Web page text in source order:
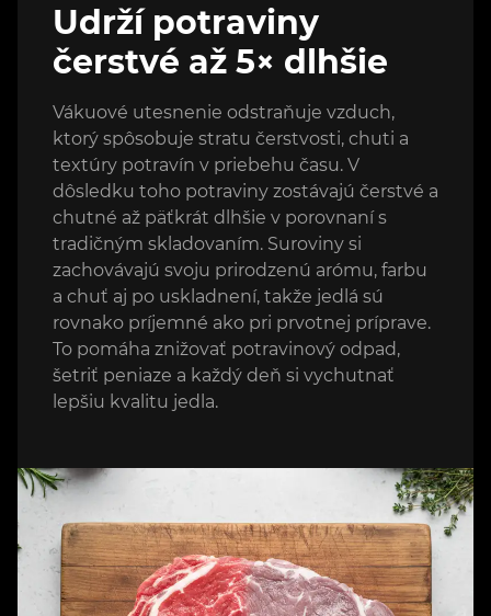
Udrží potraviny
čerstvé až 5× dlhšie
Vákuové utesnenie odstraňuje vzduch,
ktorý spôsobuje stratu čerstvosti, chuti a
textúry potravín v priebehu času. V
dôsledku toho potraviny zostávajú čerstvé a
chutné až päťkrát dlhšie v porovnaní s
tradičným skladovaním. Suroviny si
zachovávajú svoju prirodzenú arómu, farbu
a chuť aj po uskladnení, takže jedlá sú
rovnako príjemné ako pri prvotnej príprave.
To pomáha znižovať potravinový odpad,
šetriť peniaze a každý deň si vychutnať
lepšiu kvalitu jedla.